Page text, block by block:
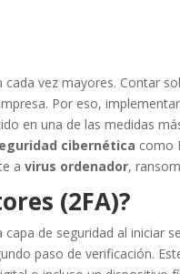
vez mayores. Contar
Por eso,
en una de las medidas
cibernética como
avirus ordenador,
(2FA)?
de seguridad al iniciar
paso de verificación.